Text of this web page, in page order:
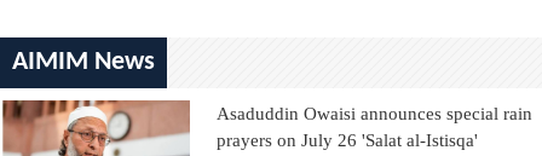
AIMIM News
Asaduddin Owaisi announces special rain
prayers on July 26 'Salat al-Istisqa'